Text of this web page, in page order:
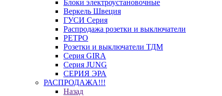
Блоки электроустановочные
Веркель Швеция
ГУСИ Серия
Распродажа розетки и выключатели
РЕТРО
Розетки и выключатели ТДМ
Серия GIRA
Серия JUNG
СЕРИЯ ЭРА
РАСПРОДАЖА!!!
Назад